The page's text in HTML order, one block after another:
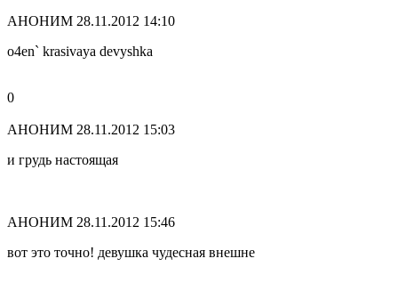
АНОНИМ 28.11.2012 14:10
o4en` krasivaya devyshka
0
АНОНИМ 28.11.2012 15:03
и грудь настоящая
АНОНИМ 28.11.2012 15:46
вот это точно! девушка чудесная внешне